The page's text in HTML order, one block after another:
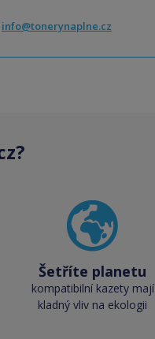
info@tonerynaplne.cz
Šetříte planetu
kompatibilní kazety mají
kladný vliv na ekologii